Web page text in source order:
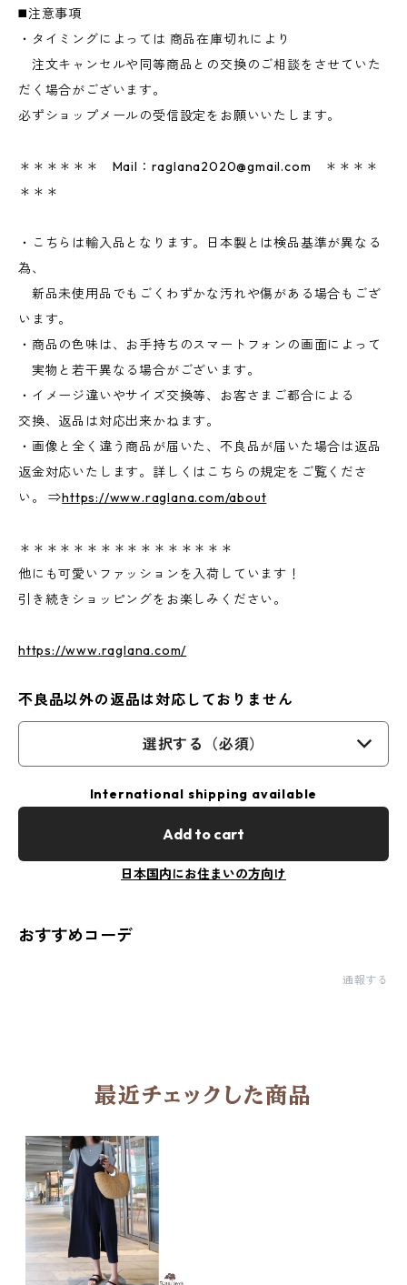
◼️注意事項
・タイミングによっては 商品在庫切れにより
注文キャンセルや同等商品との交換のご相談をさせていた
だく場合がございます。
必ずショップメールの受信設定をお願いいたします。
＊＊＊＊＊＊ Mail： raglana2020@gmail.com ＊＊＊＊
＊＊＊
・こちらは輸入品となります。日本製とは検品基準が異なる
為、
新品未使用品でもごくわずかな汚れや傷がある場合もござ
います。
・商品の色味は、お手持ちのスマートフォンの画面によって
実物と若干異なる場合がございます。
・イメージ違いやサイズ交換等、お客さまご都合による
交換、返品は対応出来かねます。
・画像と全く違う商品が届いた、不良品が届いた場合は返品
返金対応いたします。詳しくはこちらの規定をご覧くださ
い。 ⇒https://www.raglana.com/about
＊＊＊＊＊＊＊＊＊＊＊＊＊＊＊＊
他にも可愛いファッションを入荷しています！
引き続きショッピングをお楽しみください。
https://www.raglana.com/
不良品以外の返品は対応しておりません
選択する（必須）
International shipping available
Add to cart
日本国内にお住まいの方向け
おすすめコーデ
通報する
最近チェックした商品